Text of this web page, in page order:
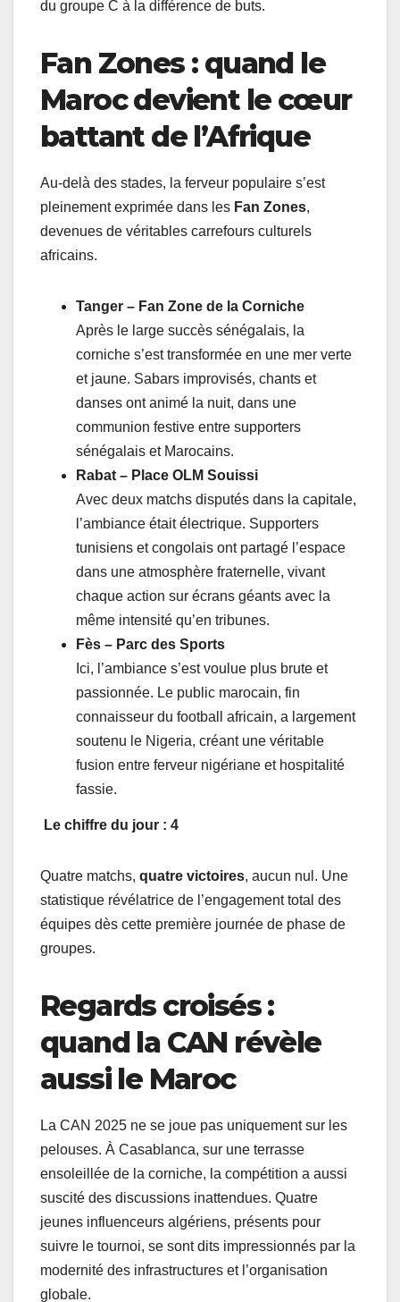
du groupe C à la différence de buts.
Fan Zones : quand le
Maroc devient le cœur
battant de l’Afrique
Au-delà des stades, la ferveur populaire s’est
pleinement exprimée dans les Fan Zones,
devenues de véritables carrefours culturels
africains.
Tanger – Fan Zone de la Corniche
Après le large succès sénégalais, la
corniche s’est transformée en une mer verte
et jaune. Sabars improvisés, chants et
danses ont animé la nuit, dans une
communion festive entre supporters
sénégalais et Marocains.
Rabat – Place OLM Souissi
Avec deux matchs disputés dans la capitale,
l’ambiance était électrique. Supporters
tunisiens et congolais ont partagé l’espace
dans une atmosphère fraternelle, vivant
chaque action sur écrans géants avec la
même intensité qu’en tribunes.
Fès – Parc des Sports
Ici, l’ambiance s’est voulue plus brute et
passionnée. Le public marocain, fin
connaisseur du football africain, a largement
soutenu le Nigeria, créant une véritable
fusion entre ferveur nigériane et hospitalité
fassie.
Le chiffre du jour : 4
Quatre matchs, quatre victoires, aucun nul. Une
statistique révélatrice de l’engagement total des
équipes dès cette première journée de phase de
groupes.
Regards croisés :
quand la CAN révèle
aussi le Maroc
La CAN 2025 ne se joue pas uniquement sur les
pelouses. À Casablanca, sur une terrasse
ensoleillée de la corniche, la compétition a aussi
suscité des discussions inattendues. Quatre
jeunes influenceurs algériens, présents pour
suivre le tournoi, se sont dits impressionnés par la
modernité des infrastructures et l’organisation
globale.